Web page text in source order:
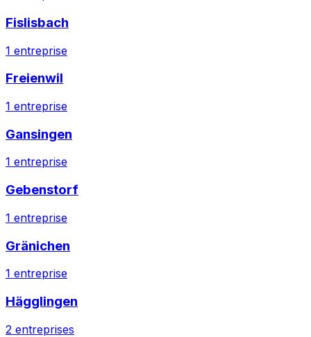
Fislisbach
1 entreprise
Freienwil
1 entreprise
Gansingen
1 entreprise
Gebenstorf
1 entreprise
Gränichen
1 entreprise
Hägglingen
2 entreprises